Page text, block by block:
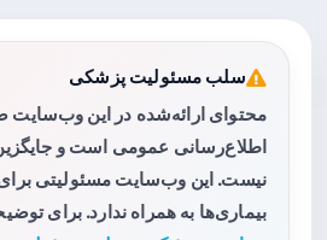
سلب مسئولیت پزشکی
محتوای ارائه‌شده در این وب‌سایت
اطلاع‌رسانی عمومی است و
نیست. این وب‌سایت مسئولیتی
بیماری‌ها به همراه ندارد. برای